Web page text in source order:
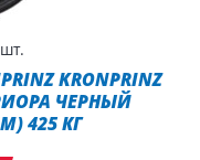
KRONPRINZ
ЧЕРНЫЙ
425 КГ